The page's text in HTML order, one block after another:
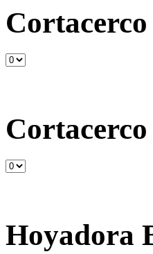
Hoyadora